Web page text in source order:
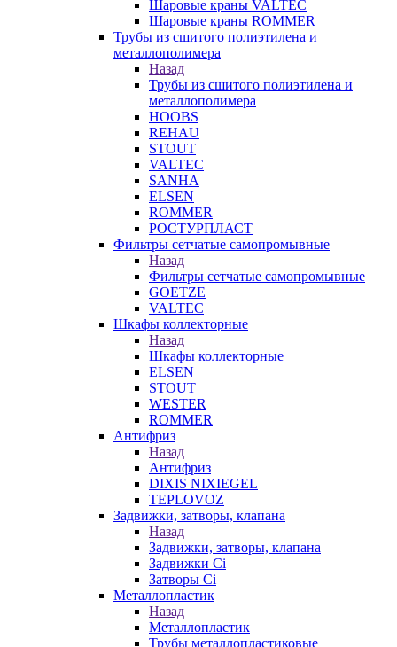
Шаровые краны VALTEC
Шаровые краны ROMMER
Трубы из сшитого полиэтилена и
металлополимера
Назад
Трубы из сшитого полиэтилена и
металлополимера
HOOBS
REHAU
STOUT
VALTEC
SANHA
ELSEN
ROMMER
РОСТУРПЛАСТ
Фильтры сетчатые самопромывные
Назад
Фильтры сетчатые самопромывные
GOETZE
VALTEC
Шкафы коллекторные
Назад
Шкафы коллекторные
ELSEN
STOUT
WESTER
ROMMER
Антифриз
Назад
Антифриз
DIXIS NIXIEGEL
TEPLOVOZ
Задвижки, затворы, клапана
Назад
Задвижки, затворы, клапана
Задвижки Ci
Затворы Ci
Металлопластик
Назад
Металлопластик
Трубы металлопластиковые